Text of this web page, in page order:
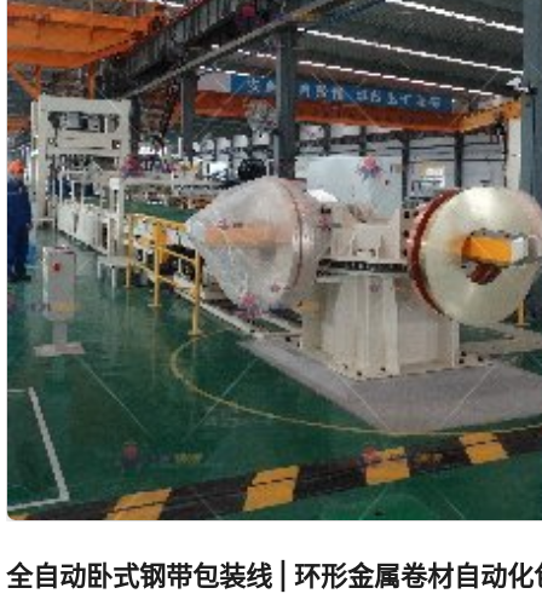
全自动卧式钢带包装线 | 环形金属卷材自动